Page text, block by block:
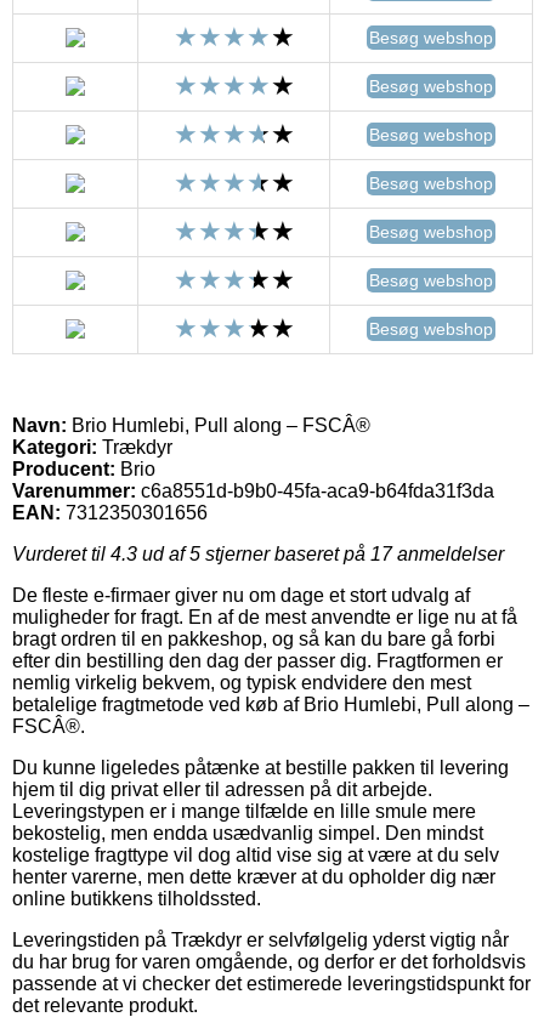
Besøg webshop
Besøg webshop
Besøg webshop
Besøg webshop
Besøg webshop
Besøg webshop
Besøg webshop
Navn: Brio Humlebi, Pull along – FSCÂ®
Kategori: Trækdyr
Producent: Brio
Varenummer: c6a8551d-b9b0-45fa-aca9-b64fda31f3da
EAN: 7312350301656
Vurderet til 4.3 ud af 5 stjerner baseret på 17anmeldelser
De fleste e-firmaer giver nu om dage et stort udvalg af
muligheder for fragt. En af de mest anvendte er lige nu at få
bragt ordren til en pakkeshop, og så kan du bare gå forbi
efter din bestilling den dag der passer dig. Fragtformen er
nemlig virkelig bekvem, og typisk endvidere den mest
betalelige fragtmetode ved køb af Brio Humlebi, Pull along –
FSCÂ®.
Du kunne ligeledes påtænke at bestille pakken til levering
hjem til dig privat eller til adressen på dit arbejde.
Leveringstypen er i mange tilfælde en lille smule mere
bekostelig, men endda usædvanlig simpel. Den mindst
kostelige fragttype vil dog altid vise sig at være at du selv
henter varerne, men dette kræver at du opholder dig nær
online butikkens tilholdssted.
Leveringstiden på Trækdyr er selvfølgelig yderst vigtig når
du har brug for varen omgående, og derfor er det forholdsvis
passende at vi checker det estimerede leveringstidspunkt for
det relevante produkt.